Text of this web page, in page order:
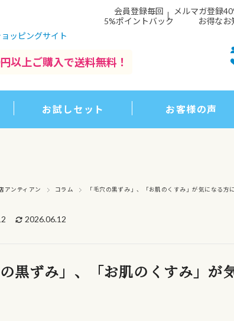
会員登録毎回
5%ポイントバック
メルマガ登録
お得なお
ッピングサイト
以上ご購入で送料無料！
お試しセット お客様の声
アンティアン コラム 「毛穴の黒ずみ」、「お肌のくすみ」が気になる方に
2026.06.12
黒ずみ」、「お肌のくすみ」が